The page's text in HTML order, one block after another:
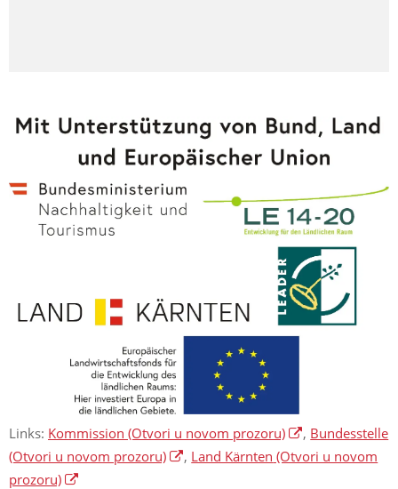
Links: Kommission (Otvori u novom prozoru) , Bundesstelle
(Otvori u novom prozoru)
, Land Kärnten (Otvori u novom
prozoru)